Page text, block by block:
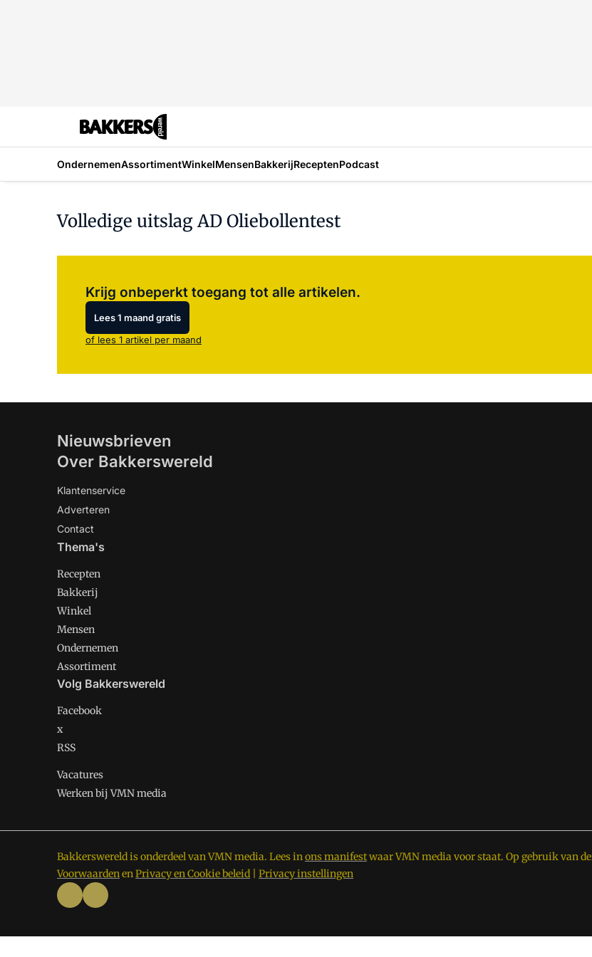
OndernemenAssortimentWinkelMensenBakkerijReceptenPodcast
Volledige uitslag AD Oliebollentest
Krijg onbeperkt toegang tot alle artikelen.
Lees 1 maand gratis
of lees 1 artikel per maand
Nieuwsbrieven
Over Bakkerswereld
Klantenservice
Adverteren
Contact
Thema's
Recepten
Bakkerij
Winkel
Mensen
Ondernemen
Assortiment
Volg Bakkerswereld
Facebook
x
RSS
Vacatures
Werken bij VMN media
Bakkerswereld is onderdeel van VMN media. Lees inons manifestwaar VMN media voor staat. Op gebruik van
VoorwaardenenPrivacy en Cookie beleid Privacy instellingen